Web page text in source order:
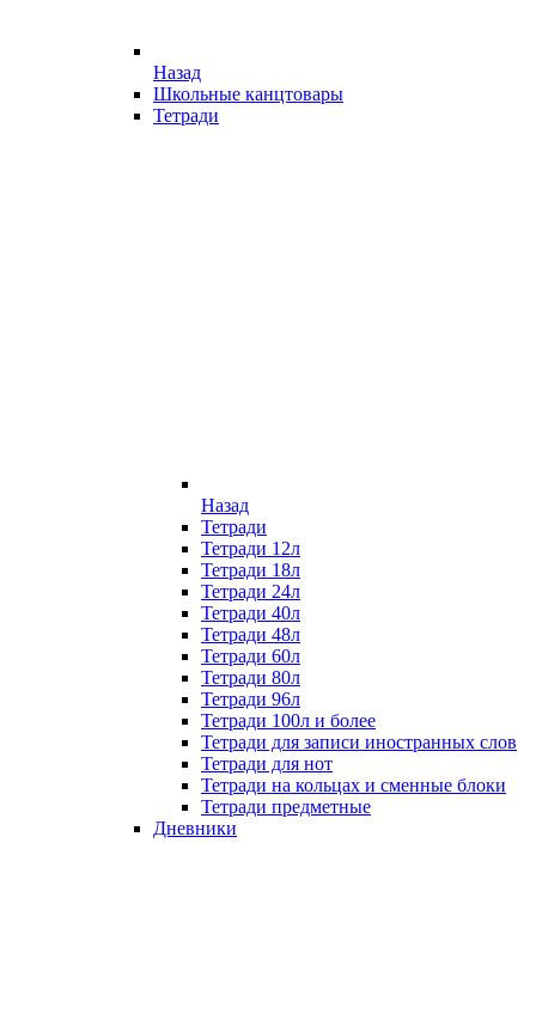
Назад
Школьные канцтовары
Тетради
Назад
Тетради
Тетради 12л
Тетради 18л
Тетради 24л
Тетради 40л
Тетради 48л
Тетради 60л
Тетради 80л
Тетради 96л
Тетради 100л и более
Тетради для записи иностранных слов
Тетради для нот
Тетради на кольцах и сменные блоки
Тетради предметные
Дневники